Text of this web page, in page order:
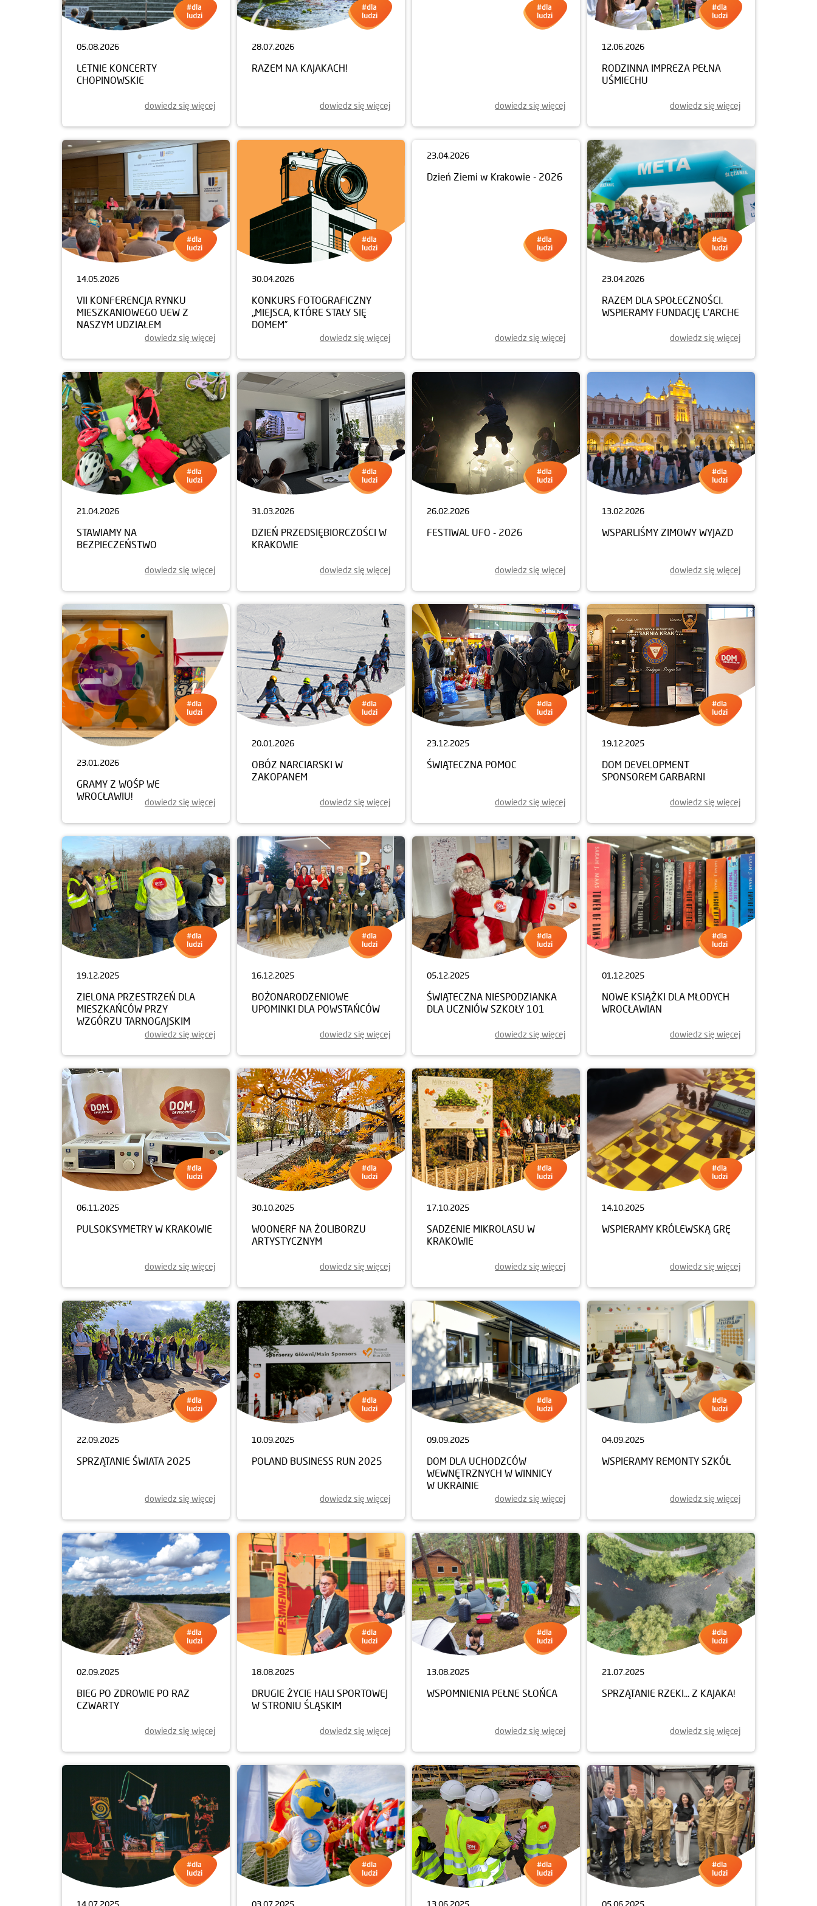
05.08.2026
LETNIE KONCERTY
CHOPINOWSKIE
dowiedz się więcej
28.07.2026
RAZEM NA KAJAKACH!
dowiedz się więcej dowiedz się więcej
12.06.2026
RODZINNA IMPREZA PEŁNA
UŚMIECHU
dowiedz się więcej
14.05.2026
VII KONFERENCJA RYNKU
MIESZKANIOWEGO UEW Z
NASZYM UDZIAŁEM
dowiedz się więcej
30.04.2026
KONKURS FOTOGRAFICZNY
„MIEJSCA, KTÓRE STAŁY SIĘ
DOMEM”
dowiedz się więcej dowiedz się więcej
23.04.2026
RAZEM DLA SPOŁECZNOŚCI.
WSPIERAMY FUNDACJĘ L’ARCHE
dowiedz się więcej
21.04.2026
STAWIAMY NA
BEZPIECZEŃSTWO
dowiedz się więcej
31.03.2026
DZIEŃ PRZEDSIĘBIORCZOŚCI W
KRAKOWIE
dowiedz się więcej
26.02.2026
FESTIWAL UFO - 2026
dowiedz się więcej
13.02.2026
WSPARLIŚMY ZIMOWY WYJAZD
dowiedz się więcej
23.01.2026
GRAMY Z WOŚP WE
WROCŁAWIU!
dowiedz się więcej
20.01.2026
OBÓZ NARCIARSKI W
ZAKOPANEM
dowiedz się więcej
23.12.2025
ŚWIĄTECZNA POMOC
dowiedz się więcej
19.12.2025
DOM DEVELOPMENT
SPONSOREM GARBARNI
dowiedz się więcej
19.12.2025
ZIELONA PRZESTRZEŃ DLA
MIESZKAŃCÓW PRZY
WZGÓRZU TARNOGAJSKIM
dowiedz się więcej
16.12.2025
BOŻONARODZENIOWE
UPOMINKI DLA POWSTAŃCÓW
dowiedz się więcej
05.12.2025
ŚWIĄTECZNA NIESPODZIANKA
DLA UCZNIÓW SZKOŁY 101
dowiedz się więcej
01.12.2025
NOWE KSIĄŻKI DLA MŁODYCH
WROCŁAWIAN
dowiedz się więcej
06.11.2025
PULSOKSYMETRY W KRAKOWIE
dowiedz się więcej
30.10.2025
WOONERF NA ŻOLIBORZU
ARTYSTYCZNYM
dowiedz się więcej
17.10.2025
SADZENIE MIKROLASU W
KRAKOWIE
dowiedz się więcej
14.10.2025
WSPIERAMY KRÓLEWSKĄ GRĘ
dowiedz się więcej
22.09.2025
SPRZĄTANIE ŚWIATA 2025
dowiedz się więcej
10.09.2025
POLAND BUSINESS RUN 2025
dowiedz się więcej
09.09.2025
DOM DLA UCHODZCÓW
WEWNĘTRZNYCH W WINNICY
W UKRAINIE
dowiedz się więcej
04.09.2025
WSPIERAMY REMONTY SZKÓŁ
dowiedz się więcej
02.09.2025
BIEG PO ZDROWIE PO RAZ
CZWARTY
dowiedz się więcej
18.08.2025
DRUGIE ŻYCIE HALI SPORTOWEJ
W STRONIU ŚLĄSKIM
dowiedz się więcej
13.08.2025
WSPOMNIENIA PEŁNE SŁOŃCA
dowiedz się więcej
21.07.2025
SPRZĄTANIE RZEKI... Z KAJAKA!
dowiedz się więcej
14.07.2025 03.07.2025 13.06.2025 05.06.2025